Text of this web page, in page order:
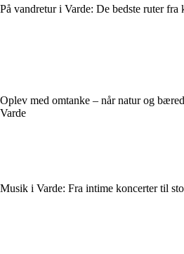
På vandretur i Varde: De bedste ruter fra
Oplev med omtanke – når natur og
Varde
Musik i Varde: Fra intime koncerter til